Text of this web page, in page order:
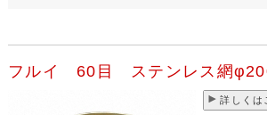
フルイ 60目 ステンレス網
詳しくは